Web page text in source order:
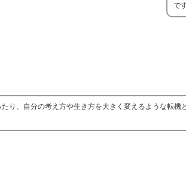
で
り、自分の考え方や生き方を大きく変えるような転機